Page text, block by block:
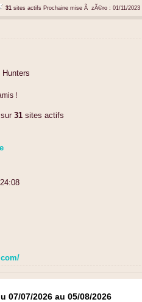
31 sites actifs Prochaine mise Ã zÃ©ro : 01/11/2023
Hunters
!
31sites actifs
07/07/2026 au 05/08/2026